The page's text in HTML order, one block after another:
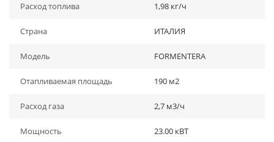
Расход топлива 1,98 кг/ч
Страна ИТАЛИЯ
Модель FORMENTERA
Отапливаемая площадь 190 м2
Расход газа 2,7 м3/ч
Мощность 23.00 кВТ